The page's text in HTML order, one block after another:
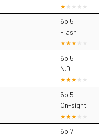
6b.5
Flash
6b.5
N.D.
6b.5
On-sight
6b.7